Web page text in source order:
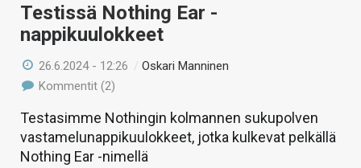
Testissä Nothing Ear -
nappikuulokkeet
26.6.2024 - 12:26 /Oskari Manninen
Kommentit (2)
Testasimme Nothingin kolmannen sukupolven
vastamelunappikuulokkeet, jotka kulkevat pelkällä
Nothing Ear -nimellä